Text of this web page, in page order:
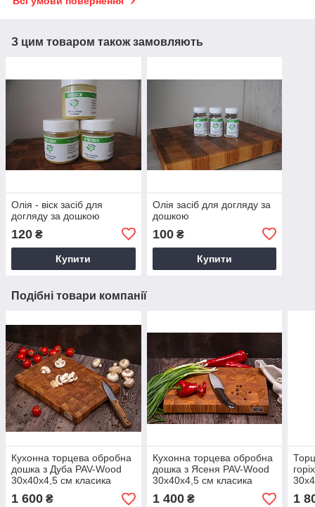
З цим товаром також замовляють
Олія - віск засіб для
догляду за дошкою
120 ₴
Купити
Олія засіб для догляду за
дошкою
100₴
Купити
Подібні товари компанії
Кухонна торцева обробна
дошка з Дуба PAV-Wood
30х40х4,5 см класика
1 600 ₴
Кухонна торцева обробна
дошка з Ясеня PAV-Wood
30х40х4,5 см класика
1 400₴ 1